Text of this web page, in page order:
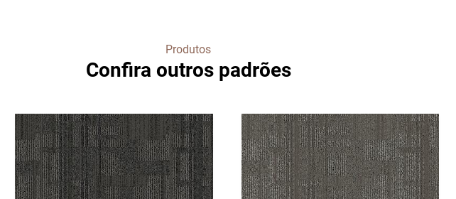
Produtos
Confira outros padrões